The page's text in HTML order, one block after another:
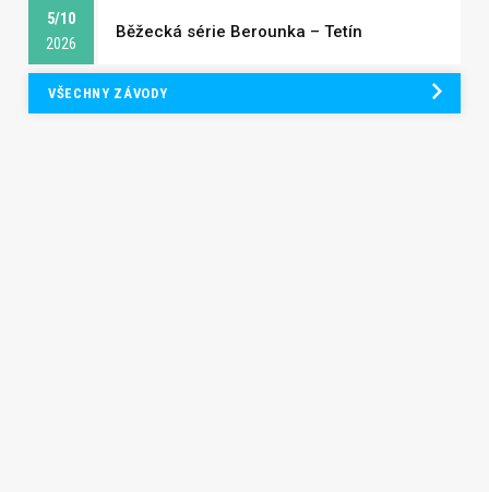
5/10
2026
Běžecká série Berounka – Tetín
VŠECHNY ZÁVODY